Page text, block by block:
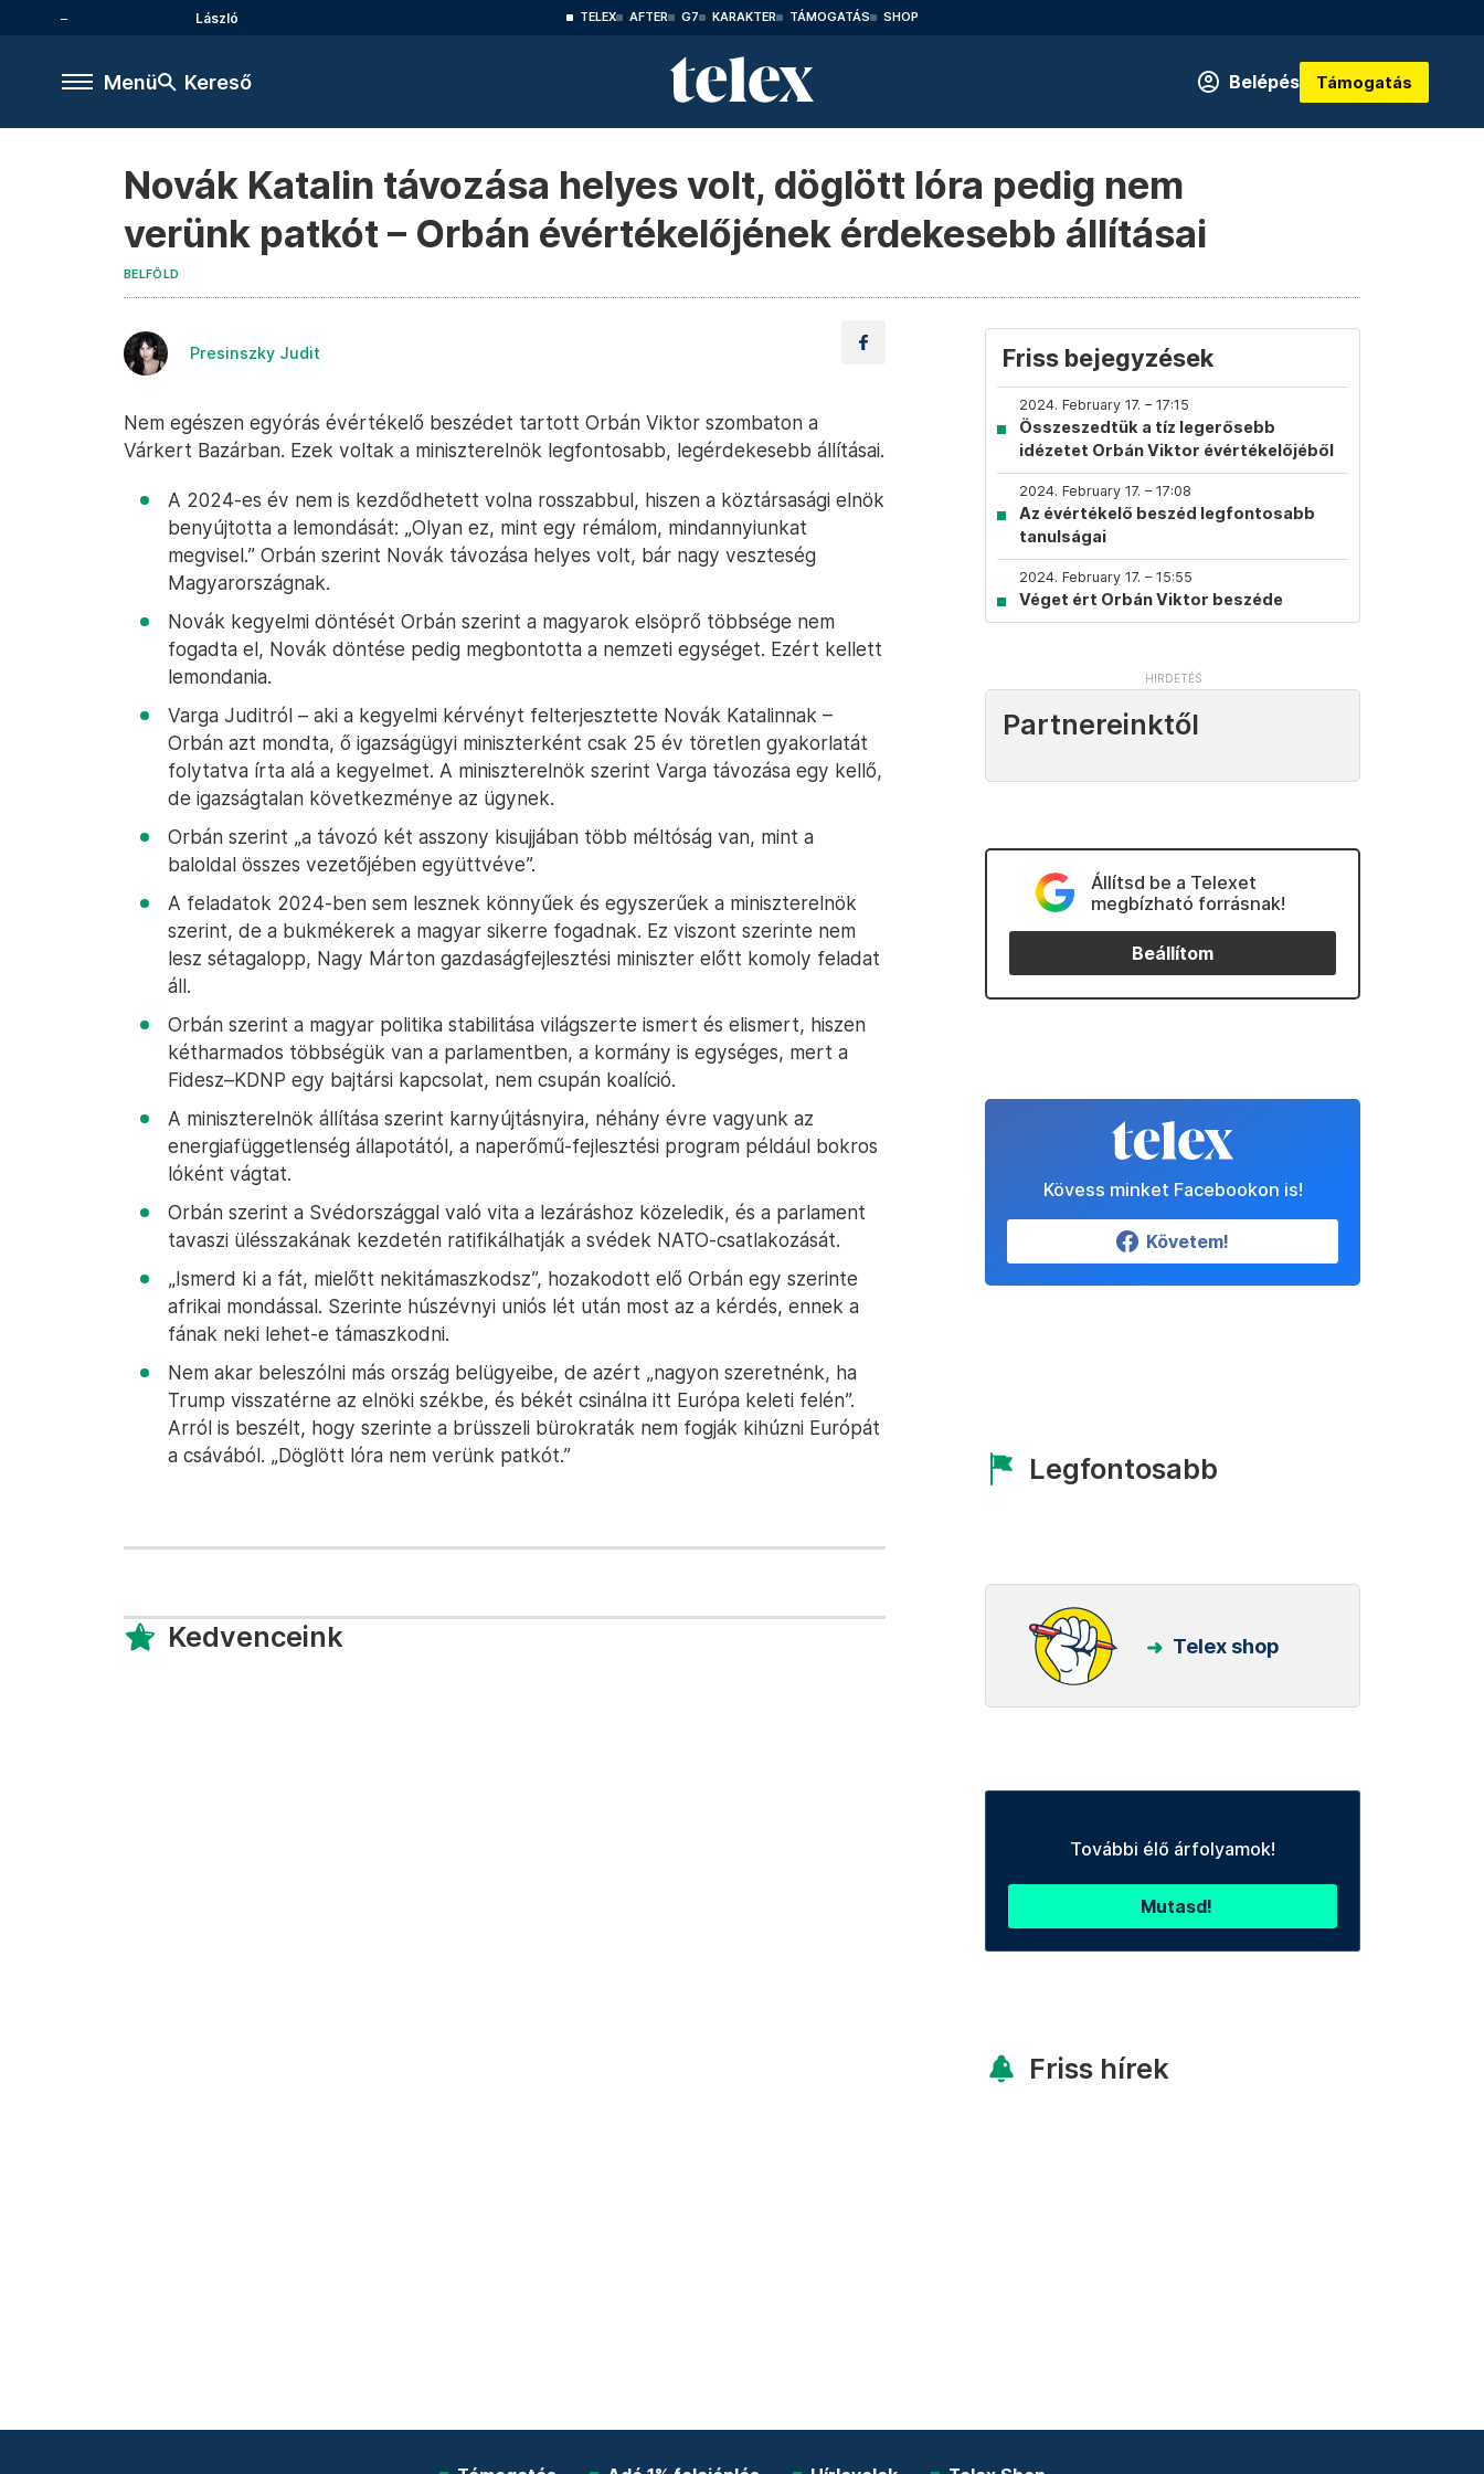
László TELEX AFTER G7 KARAKTER TÁMOGATÁS SHOP
Menü Kereső Belépés Támogatás
Novák Katalin távozása helyes volt, döglött lóra pedig nem
verünk patkót – Orbán évértékelőjének érdekesebb állításai
BELFÖLD
Presinszky Judit
Nem egészen egyórás évértékelő beszédet tartott Orbán Viktor szombaton a
Várkert Bazárban. Ezek voltak a miniszterelnök legfontosabb, legérdekesebb állításai.
A 2024-es év nem is kezdődhetett volna rosszabbul, hiszen a köztársasági elnök
benyújtotta a lemondását: „Olyan ez, mint egy rémálom, mindannyiunkat
megvisel.” Orbán szerint Novák távozása helyes volt, bár nagy veszteség
Magyarországnak.
Novák kegyelmi döntését Orbán szerint a magyarok elsöprő többsége nem
fogadta el, Novák döntése pedig megbontotta a nemzeti egységet. Ezért kellett
lemondania.
Varga Juditról – aki a kegyelmi kérvényt felterjesztette Novák Katalinnak –
Orbán azt mondta, ő igazságügyi miniszterként csak 25 év töretlen gyakorlatát
folytatva írta alá a kegyelmet. A miniszterelnök szerint Varga távozása egy kellő,
de igazságtalan következménye az ügynek.
Orbán szerint „a távozó két asszony kisujjában több méltóság van, mint a
baloldal összes vezetőjében együttvéve”.
A feladatok 2024-ben sem lesznek könnyűek és egyszerűek a miniszterelnök
szerint, de a bukmékerek a magyar sikerre fogadnak. Ez viszont szerinte nem
lesz sétagalopp, Nagy Márton gazdaságfejlesztési miniszter előtt komoly feladat
áll.
Orbán szerint a magyar politika stabilitása világszerte ismert és elismert, hiszen
kétharmados többségük van a parlamentben, a kormány is egységes, mert a
Fidesz–KDNP egy bajtársi kapcsolat, nem csupán koalíció.
A miniszterelnök állítása szerint karnyújtásnyira, néhány évre vagyunk az
energiafüggetlenség állapotától, a naperőmű-fejlesztési program például bokros
lóként vágtat.
Orbán szerint a Svédországgal való vita a lezáráshoz közeledik, és a parlament
tavaszi ülésszakának kezdetén ratifikálhatják a svédek NATO-csatlakozását.
„Ismerd ki a fát, mielőtt nekitámaszkodsz”, hozakodott elő Orbán egy szerinte
afrikai mondással. Szerinte húszévnyi uniós lét után most az a kérdés, ennek a
fának neki lehet-e támaszkodni.
Nem akar beleszólni más ország belügyeibe, de azért „nagyon szeretnénk, ha
Trump visszatérne az elnöki székbe, és békét csinálna itt Európa keleti felén”.
Arról is beszélt, hogy szerinte a brüsszeli bürokraták nem fogják kihúzni Európát
a csávából. „Döglött lóra nem verünk patkót.”
Kedvenceink
Friss bejegyzések
2024. February 17. – 17:15
Összeszedtük a tíz legerősebb
idézetet Orbán Viktor évértékelőjéből
2024. February 17. – 17:08
Az évértékelő beszéd legfontosabb
tanulságai
2024. February 17. – 15:55
Véget ért Orbán Viktor beszéde
Partnereinktől
Állítsd be a Telexet
megbízható forrásnak!
Beállítom
Kövess minket Facebookon is!
Követem!
Legfontosabb
Telex shop
További élő árfolyamok!
Mutasd!
Friss hírek